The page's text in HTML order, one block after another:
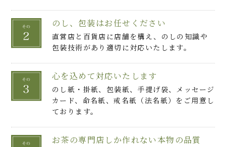
のし、包装はお任せください
直営店と百貨店に店舗を構え、のしの知識や
包装技術があり適切に対応いたします。
心を込めて対応いたします
のし紙・掛紙、包装紙、手提げ袋、メッセージ
カード、命名紙、戒名紙（法名紙）をご用意し
ております。
お茶の専門店しか作れない本物の品質